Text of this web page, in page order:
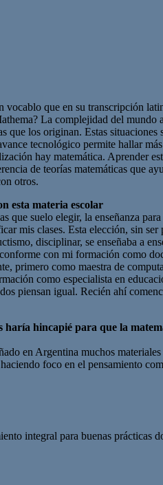
que en su transcripción
La complejidad del mundo
los originan. Estas situaciones
tecnológico permite hallar
hay matemática. Aprender
de teorías matemáticas que
otros.
esta materia escolar
suelo elegir, la enseñanza
mis clases. Esta elección, sin
disciplinar, se enseñaba a
con mi formación como
primero como maestra de
como especialista en
piensan igual. Recién ahí
haría hincapié para que la
en Argentina muchos
foco en el pensamiento
integral para buenas prácticas